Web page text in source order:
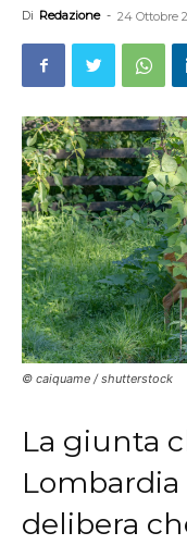
Di Redazione - 24 Ottobre
© caiquame / shutterstock
La giunta
Lombardia
delibera